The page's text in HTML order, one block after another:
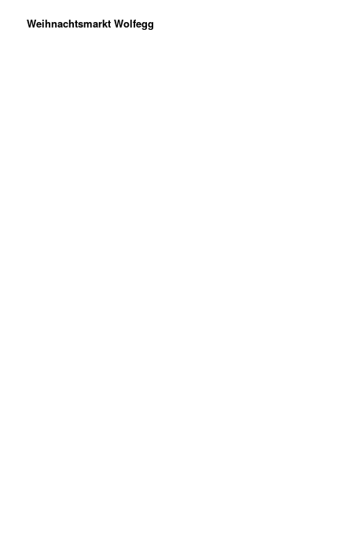
Weihnachtsmarkt Wolfegg